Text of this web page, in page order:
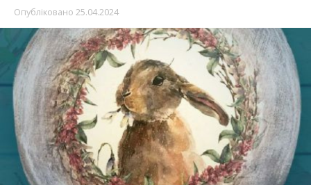
Опубліковано 25.04.2024